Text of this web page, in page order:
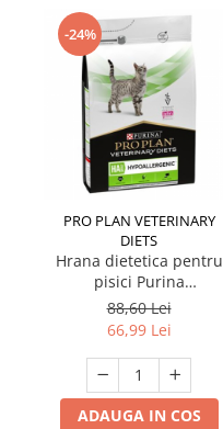
-24%
PRO PLAN VETERINARY
DIETS
Hrana dietetica pentru
pisici Purina
Hypoallergenic 1,3 kg
88,60 Lei
66,99 Lei
ADAUGA IN COS